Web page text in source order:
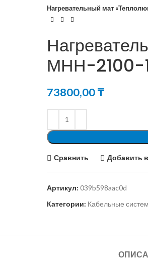
Нагревательный мат
МНН-2100-
73800,00₸
Сравнить Добавить
Артикул:039b598aac0d
Категории: Кабельные